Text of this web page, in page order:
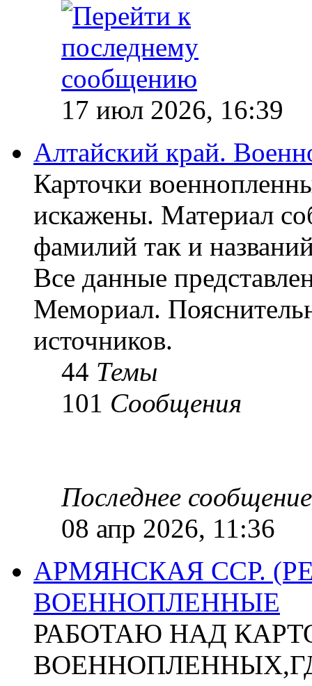
17 июл 2026, 16:39
Алтайский край.
Карточки
искажены. Материал
фамилий так и
Все данные
Мемориал.
источников.
44 Темы
101 Сообщения
Последнее сообщение
08 апр 2026, 11:36
АРМЯНСКАЯ ССР.
ВОЕННОПЛЕННЫЕ
РАБОТАЮ НАД